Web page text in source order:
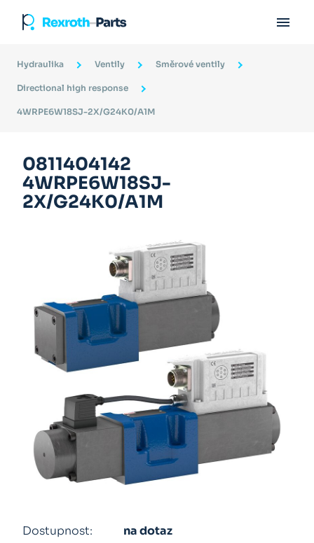

Hydraulika Ventily Směrové ventily
Directional high response
4WRPE6W18SJ-2X/G24K0/A1M
0811404142
4WRPE6W18SJ-
2X/G24K0/A1M
Dostupnost:
na dotaz